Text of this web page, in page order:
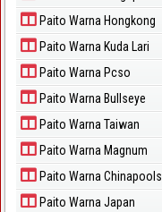
Paito Warna Hongkong
Paito Warna Kuda Lari
Paito Warna Pcso
Paito Warna Bullseye
Paito Warna Taiwan
Paito Warna Magnum
Paito Warna Chinapools
Paito Warna Japan